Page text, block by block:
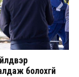
болохгүй